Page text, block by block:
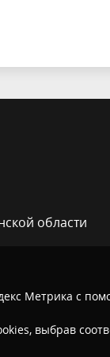
области
Метрика с
выбрав